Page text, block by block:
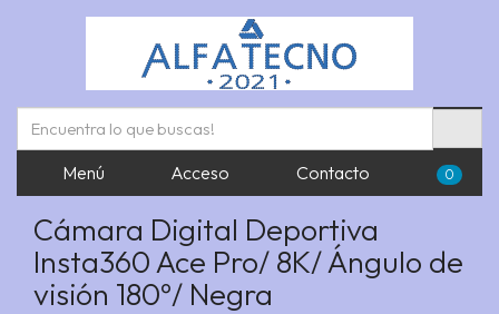
Menú Acceso Contacto 0
Cámara Digital Deportiva
Insta360 Ace Pro/ 8K/ Ángulo de
visión 180º/ Negra